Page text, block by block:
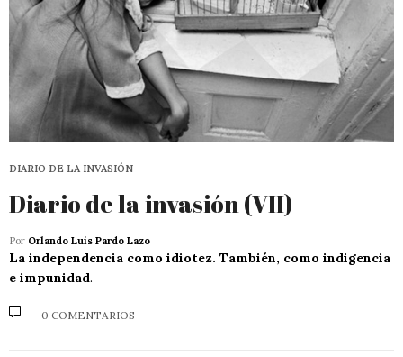
DIARIO DE LA INVASIÓN
Diario de la invasión (VII)
Por Orlando Luis Pardo Lazo
La independencia como idiotez. También, como indigencia
e impunidad.
0 COMENTARIOS